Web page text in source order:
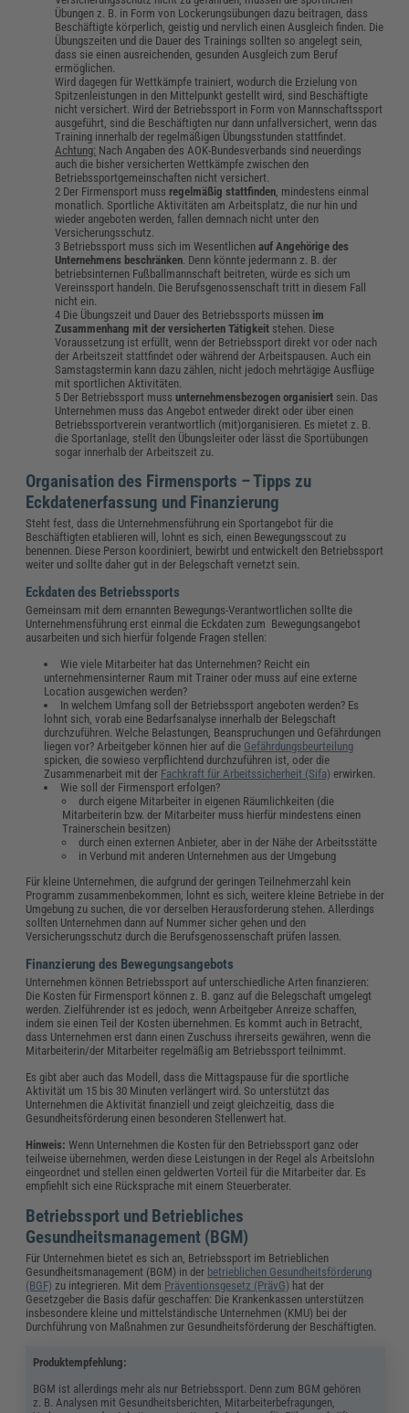
Übungen z. B. in Form von Lockerungsübungen dazu beitragen, dass
Beschäftigte körperlich, geistig und nervlich einen Ausgleich finden. Die
Übungszeiten und die Dauer des Trainings sollten so angelegt sein,
dass sie einen ausreichenden, gesunden Ausgleich zum Beruf
ermöglichen.
Wird dagegen für Wettkämpfe trainiert, wodurch die Erzielung von
Spitzenleistungen in den Mittelpunkt gestellt wird, sind Beschäftigte
nicht versichert. Wird der Betriebssport in Form von Mannschaftssport
ausgeführt, sind die Beschäftigten nur dann unfallversichert, wenn das
Training innerhalb der regelmäßigen Übungsstunden stattfindet.
Achtung: Nach Angaben des AOK-Bundesverbands sind neuerdings
auch die bisher versicherten Wettkämpfe zwischen den
Betriebssportgemeinschaften nicht versichert.
Der Firmensport mussregelmäßig stattfinden, mindestens einmal
monatlich. Sportliche Aktivitäten am Arbeitsplatz, die nur hin und
wieder angeboten werden, fallen demnach nicht unter den
Versicherungsschutz.
Betriebssport muss sich im Wesentlichenauf Angehörige des
Unternehmens beschränken. Denn könnte jedermann z. B. der
betriebsinternen Fußballmannschaft beitreten, würde es sich um
Vereinssport handeln. Die Berufsgenossenschaft tritt in diesem Fall
nicht ein.
Die Übungszeit und Dauer des Betriebssports müssen im
Zusammenhang mit der versicherten Tätigkeit stehen. Diese
Voraussetzung ist erfüllt, wenn der Betriebssport direkt vor oder nach
der Arbeitszeit stattfindet oder während der Arbeitspausen. Auch ein
Samstagstermin kann dazu zählen, nicht jedoch mehrtägige Ausflüge
mit sportlichen Aktivitäten.
Der Betriebssport mussunternehmensbezogen organisiert sein. Das
Unternehmen muss das Angebot entweder direkt oder über einen
Betriebssportverein verantwortlich (mit)organisieren. Es mietet z. B.
die Sportanlage, stellt den Übungsleiter oder lässt die Sportübungen
sogar innerhalb der Arbeitszeit zu.
Organisation des Firmensports – Tipps zu
Eckdatenerfassung und Finanzierung
Steht fest, dass die Unternehmensführung ein Sportangebot für die
Beschäftigten etablieren will, lohnt es sich, einen Bewegungsscout zu
benennen. Diese Person koordiniert, bewirbt und entwickelt den Betriebssport
weiter und sollte daher gut in der Belegschaft vernetzt sein.
Eckdaten des Betriebssports
Gemeinsam mit dem ernannten Bewegungs-Verantwortlichen sollte die
Unternehmensführung erst einmal die Eckdaten zum Bewegungsangebot
ausarbeiten und sich hierfür folgende Fragen stellen:
Wie viele Mitarbeiter hat das Unternehmen? Reicht ein
unternehmensinterner Raum mit Trainer oder muss auf eine externe
Location ausgewichen werden?
In welchem Umfang soll der Betriebssport angeboten werden? Es
lohnt sich, vorab eine Bedarfsanalyse innerhalb der Belegschaft
durchzuführen. Welche Belastungen, Beanspruchungen und Gefährdungen
liegen vor? Arbeitgeber können hier auf die Gefährdungsbeurteilung
spicken, die sowieso verpflichtend durchzuführen ist, oder die
Zusammenarbeit mit der Fachkraft für Arbeitssicherheit (Sifa) erwirken.
Wie soll der Firmensport erfolgen?
durch eigene Mitarbeiter in eigenen Räumlichkeiten (die
Mitarbeiterin bzw. der Mitarbeiter muss hierfür mindestens einen
Trainerschein besitzen)
durch einen externen Anbieter, aber in der Nähe der Arbeitsstätte
in Verbund mit anderen Unternehmen aus der Umgebung
Für kleine Unternehmen, die aufgrund der geringen Teilnehmerzahl kein
Programm zusammenbekommen, lohnt es sich, weitere kleine Betriebe in der
Umgebung zu suchen, die vor derselben Herausforderung stehen. Allerdings
sollten Unternehmen dann auf Nummer sicher gehen und den
Versicherungsschutz durch die Berufsgenossenschaft prüfen lassen.
Finanzierung des Bewegungsangebots
Unternehmen können Betriebssport auf unterschiedliche Arten finanzieren:
Die Kosten für Firmensport können z. B. ganz auf die Belegschaft umgelegt
werden. Zielführender ist es jedoch, wenn Arbeitgeber Anreize schaffen,
indem sie einen Teil der Kosten übernehmen. Es kommt auch in Betracht,
dass Unternehmen erst dann einen Zuschuss ihrerseits gewähren, wenn die
Mitarbeiterin/der Mitarbeiter regelmäßig am Betriebssport teilnimmt.
Es gibt aber auch das Modell, dass die Mittagspause für die sportliche
Aktivität um 15 bis 30 Minuten verlängert wird. So unterstützt das
Unternehmen die Aktivität finanziell und zeigt gleichzeitig, dass die
Gesundheitsförderung einen besonderen Stellenwert hat.
Hinweis: Wenn Unternehmen die Kosten für den Betriebssport ganz oder
teilweise übernehmen, werden diese Leistungen in der Regel als Arbeitslohn
eingeordnet und stellen einen geldwerten Vorteil für die Mitarbeiter dar. Es
empfiehlt sich eine Rücksprache mit einem Steuerberater.
Betriebssport und Betriebliches
Gesundheitsmanagement (BGM)
Für Unternehmen bietet es sich an, Betriebssport im Betrieblichen
Gesundheitsmanagement (BGM) in der betrieblichen Gesundheitsförderung
(BGF) zu integrieren. Mit dem Präventionsgesetz (PrävG) hat der
Gesetzgeber die Basis dafür geschaffen: Die Krankenkassen unterstützen
insbesondere kleine und mittelständische Unternehmen (KMU) bei der
Durchführung von Maßnahmen zur Gesundheitsförderung der Beschäftigten.
Produktempfehlung:
BGM ist allerdings mehr als nur Betriebssport. Denn zum BGM gehören
z. B. Analysen mit Gesundheitsberichten, Mitarbeiterbefragungen,